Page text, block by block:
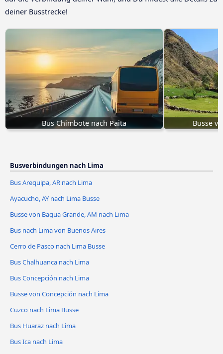
deiner Busstrecke!
Bus Chimbote nach Paita Busse
Busverbindungen nach Lima
Bus Arequipa, AR nach Lima
Ayacucho, AY nach Lima Busse
Busse von Bagua Grande, AM nach Lima
Bus nach Lima von Buenos Aires
Cerro de Pasco nach Lima Busse
Bus Chalhuanca nach Lima
Bus Concepción nach Lima
Busse von Concepción nach Lima
Cuzco nach Lima Busse
Bus Huaraz nach Lima
Bus Ica nach Lima